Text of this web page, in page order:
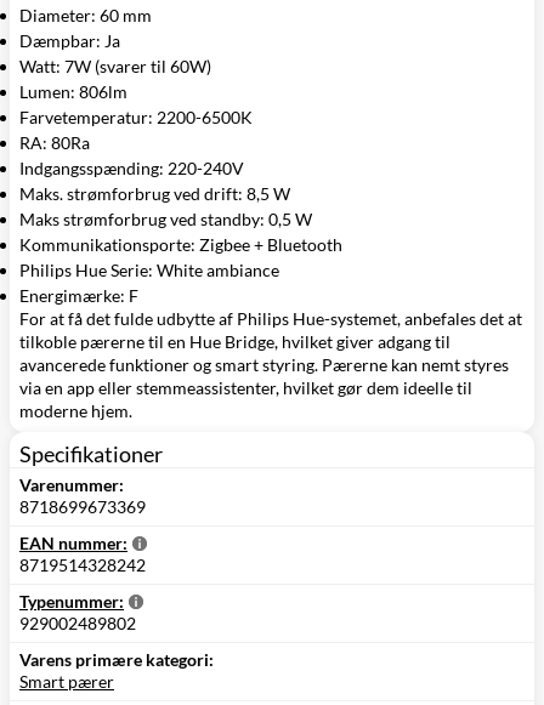
Diameter: 60 mm
Dæmpbar: Ja
Watt: 7W (svarer til 60W)
Lumen: 806lm
Farvetemperatur: 2200-6500K
RA: 80Ra
Indgangsspænding: 220-240V
Maks. strømforbrug ved drift: 8,5 W
Maks strømforbrug ved standby: 0,5 W
Kommunikationsporte: Zigbee + Bluetooth
Philips Hue Serie: White ambiance
Energimærke: F
For at få det fulde udbytte af Philips Hue-systemet, anbefales det at
tilkoble pærerne til en Hue Bridge, hvilket giver adgang til
avancerede funktioner og smart styring. Pærerne kan nemt styres
via en app eller stemmeassistenter, hvilket gør dem ideelle til
moderne hjem.
Specifikationer
Varenummer:
8718699673369
EAN nummer:
8719514328242
Typenummer:
929002489802
Varens primære kategori:
Smart pærer